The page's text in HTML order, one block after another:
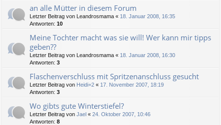
an alle Mütter in diesem Forum
Letzter Beitrag von Leandrosmama « 18. Januar 2008, 16:35
Antworten: 10
Meine Tochter macht was sie will! Wer kann mir tipps
geben??
Letzter Beitrag von Leandrosmama « 18. Januar 2008, 16:30
Antworten: 3
Flaschenverschluss mit Spritzenanschluss gesucht
Letzter Beitrag von Heidi+2 « 17. November 2007, 18:19
Antworten: 3
Wo gibts gute Winterstiefel?
Letzter Beitrag von Jael « 24. Oktober 2007, 10:46
Antworten: 8